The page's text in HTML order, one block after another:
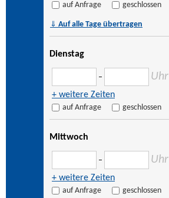
auf Anfrage geschlossen
⇓ Auf alle Tage übertragen
Dienstag
– Uhr
+ weitere Zeiten
auf Anfrage geschlossen
Mittwoch
– Uhr
+ weitere Zeiten
auf Anfrage geschlossen